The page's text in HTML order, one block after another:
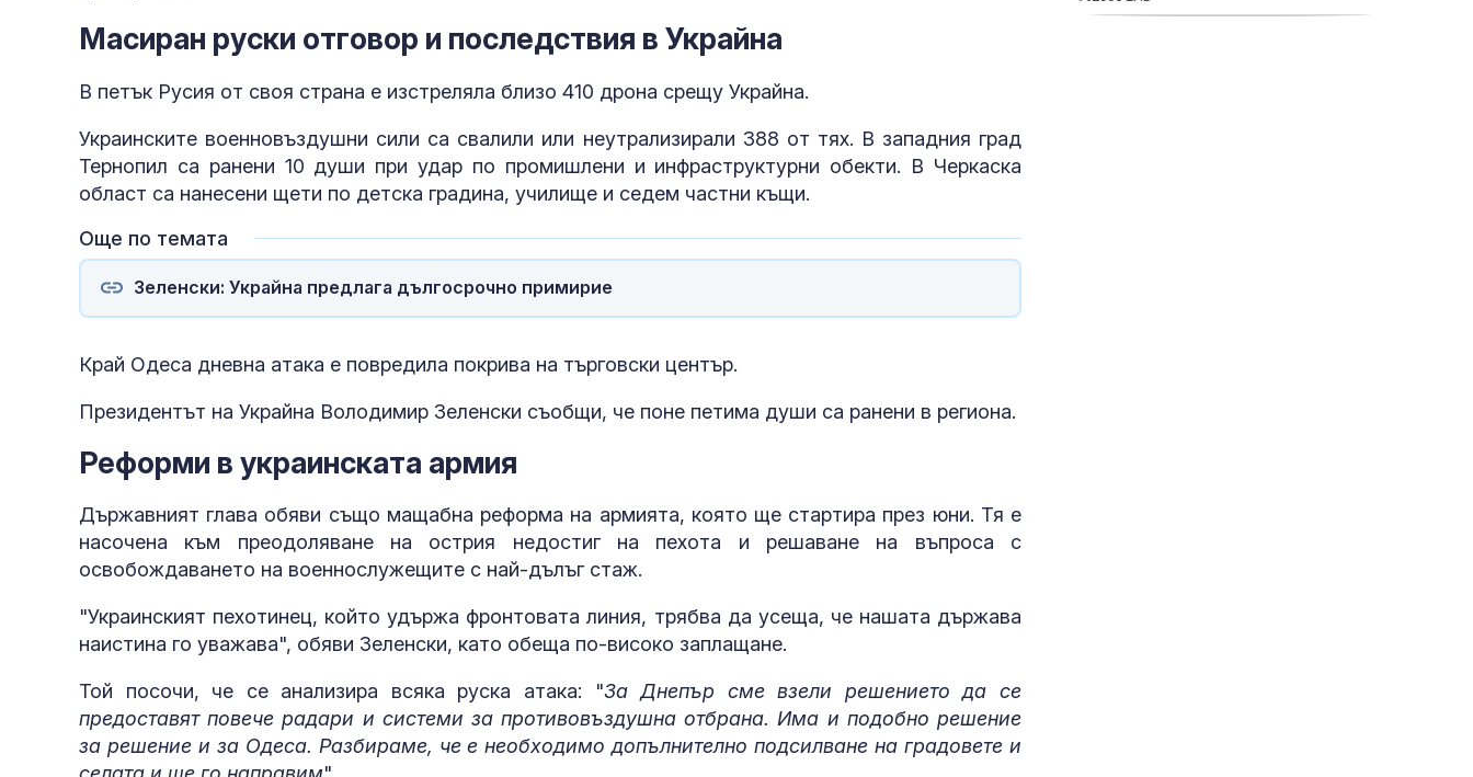
Масиран руски отговор и последствия в Украйна
В петък Русия от своя страна е изстреляла близо 410 дрона срещу Украйна.
Украинските военновъздушни сили са свалили или неутрализирали 388 от тях. В западния град
Тернопил са ранени 10 души при удар по промишлени и инфраструктурни обекти. В Черкаска
област са нанесени щети по детска градина, училище и седем частни къщи.
Още по темата
Зеленски: Украйна предлага дългосрочно примирие
Край Одеса дневна атака е повредила покрива на търговски център.
Президентът на Украйна Володимир Зеленски съобщи, че поне петима души са ранени в региона.
Реформи в украинската армия
Държавният глава обяви също мащабна реформа на армията, която ще стартира през юни. Тя е
насочена към преодоляване на острия недостиг на пехота и решаване на въпроса с
освобождаването на военнослужещите с най-дълъг стаж.
"Украинският пехотинец, който удържа фронтовата линия, трябва да усеща, че нашата държава
наистина го уважава", обяви Зеленски, като обеща по-високо заплащане.
Той посочи, че се анализира всяка руска атака: "За Днепър сме взели решението да се
предоставят повече радари и системи за противовъздушна отбрана. Има и подобно решение
за решение и за Одеса. Разбираме, че е необходимо допълнително подсилване на градовете и